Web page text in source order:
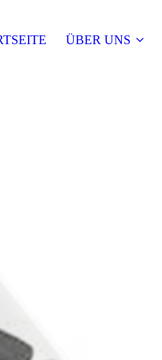
ÜBER UNS